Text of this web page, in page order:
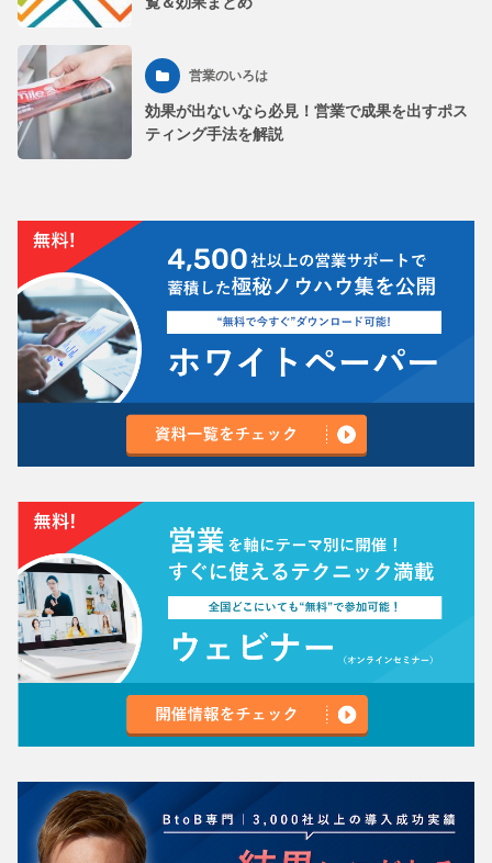
営業のいろは
効果が出ないなら必見！営業で成果を出すポス
ティング手法を解説